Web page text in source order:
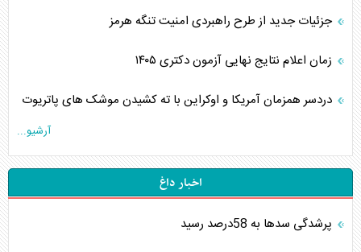
جزئیات جدید از طرح راهبردی امنیت تنگه هرمز
زمان اعلام نتایج نهایی آزمون دکتری ۱۴۰۵
دردسر همزمان آمریکا و اوکراین با ته کشیدن موشک های پاتریوت
آرشیو...
اخبار داغ
پرشدگی سدها به 58درصد رسید